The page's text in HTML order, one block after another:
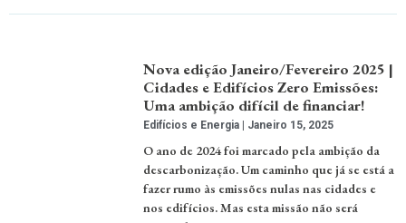
Nova edição Janeiro/Fevereiro 2025 |
Cidades e Edifícios Zero Emissões:
Uma ambição difícil de financiar!
Edifícios e Energia Janeiro 15, 2025
O ano de 2024 foi marcado pela ambição da
descarbonização. Um caminho que já se está a
fazer rumo às emissões nulas nas cidades e
nos edifícios. Mas esta missão não será